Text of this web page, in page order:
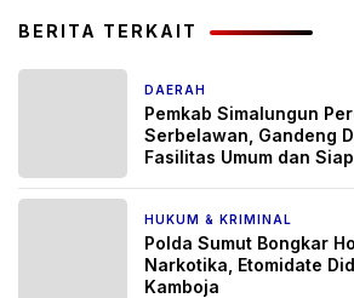
BERITA TERKAIT
DAERAH
Pemkab Simalungun
Serbelawan, Gandeng
Fasilitas Umum dan
HUKUM & KRIMINAL
Polda Sumut Bongkar
Narkotika, Etomidate
Kamboja